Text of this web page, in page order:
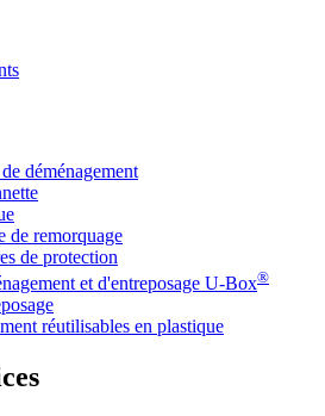
déménagement
de remorquage
de protection
et d'entreposage U-Box®
réutilisables en plastique